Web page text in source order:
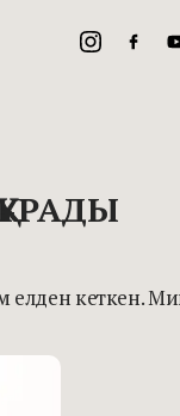
елден кеткен.